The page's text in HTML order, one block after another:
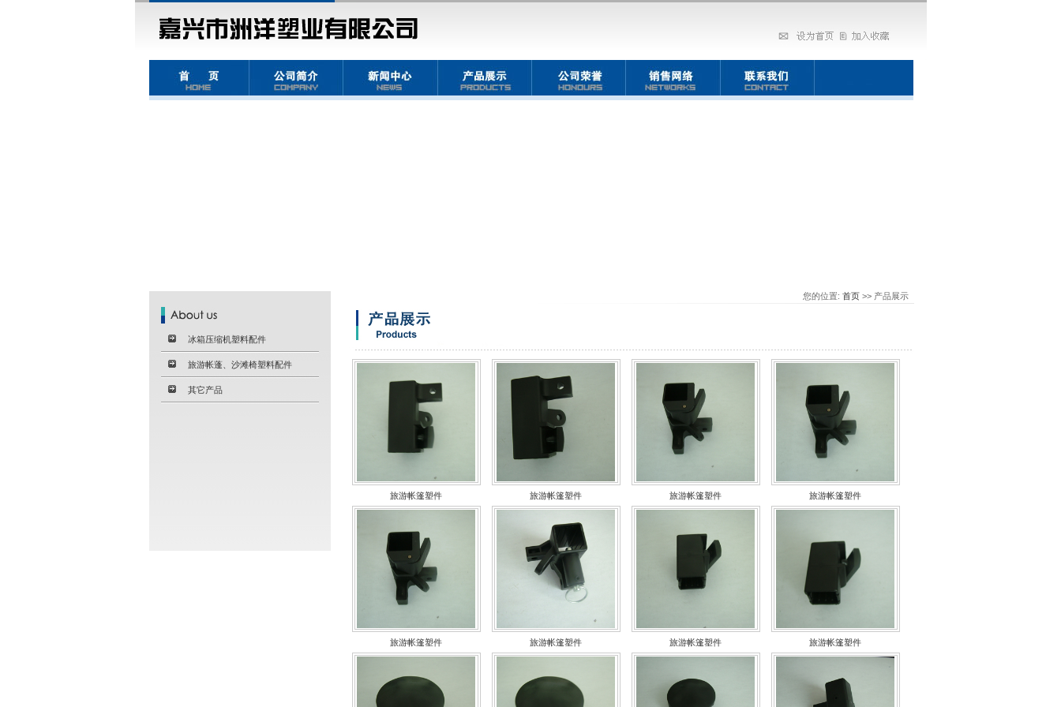
冰箱压缩机塑料配件
旅游帐蓬、沙滩椅塑料配件
其它产品
您的位置: 首页>> 产品展示
旅游帐篷塑件 旅游帐篷塑件 旅游帐篷塑件 旅游帐篷塑件
旅游帐篷塑件 旅游帐篷塑件 旅游帐篷塑件 旅游帐篷塑件